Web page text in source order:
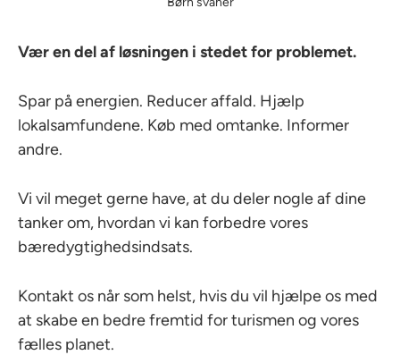
Vær en del af løsningen i stedet for problemet.
Spar på energien. Reducer affald. Hjælp
lokalsamfundene. Køb med omtanke. Informer
andre.
Vi vil meget gerne have, at du deler nogle af dine
tanker om, hvordan vi kan forbedre vores
bæredygtighedsindsats.
Kontakt os når som helst, hvis du vil hjælpe os med
at skabe en bedre fremtid for turismen og vores
fælles planet.